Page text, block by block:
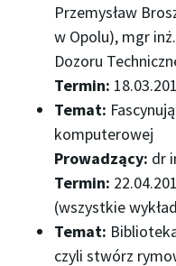
Przemysław
w Opolu), mgr
Dozoru
Termin:
Temat:
komputerowej
Prowadzący: dr
Termin:
(wszystkie
Temat:
czyli stwórz